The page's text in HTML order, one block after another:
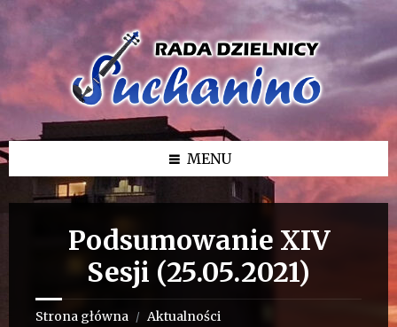
Przejdź
Przejdź
bocznego
Przejdź
MENU
Podsumowanie XIV
Sesji (25.05.2021)
Strona główna / Aktualności